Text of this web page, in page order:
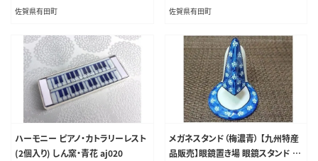
佐賀県有田町 佐賀県有田町
ハーモニー ピアノ・カトラリーレスト
(2個入り) しん窯・青花 aj020
メガネスタンド（梅濃青） 【九州特産
品販売】眼鏡置き場 眼鏡スタンド b